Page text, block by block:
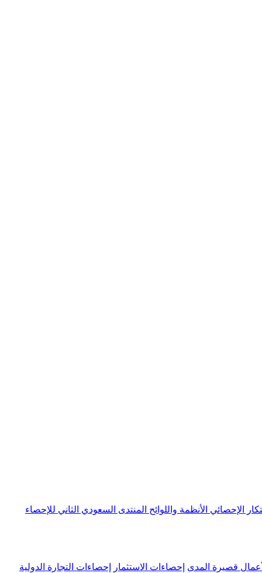
الإحصائي الأنظمة واللوائح المنتدى السعودي الثاني للإحصاء
قصيرة المدى إحصاءات الاستثمار إحصاءات التجارة الدولية